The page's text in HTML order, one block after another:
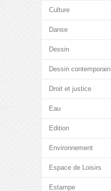
Culture
Danse
Dessin
Dessin contemporain
Droit et justice
Eau
Edition
Environnement
Espace de Loisirs
Estampe